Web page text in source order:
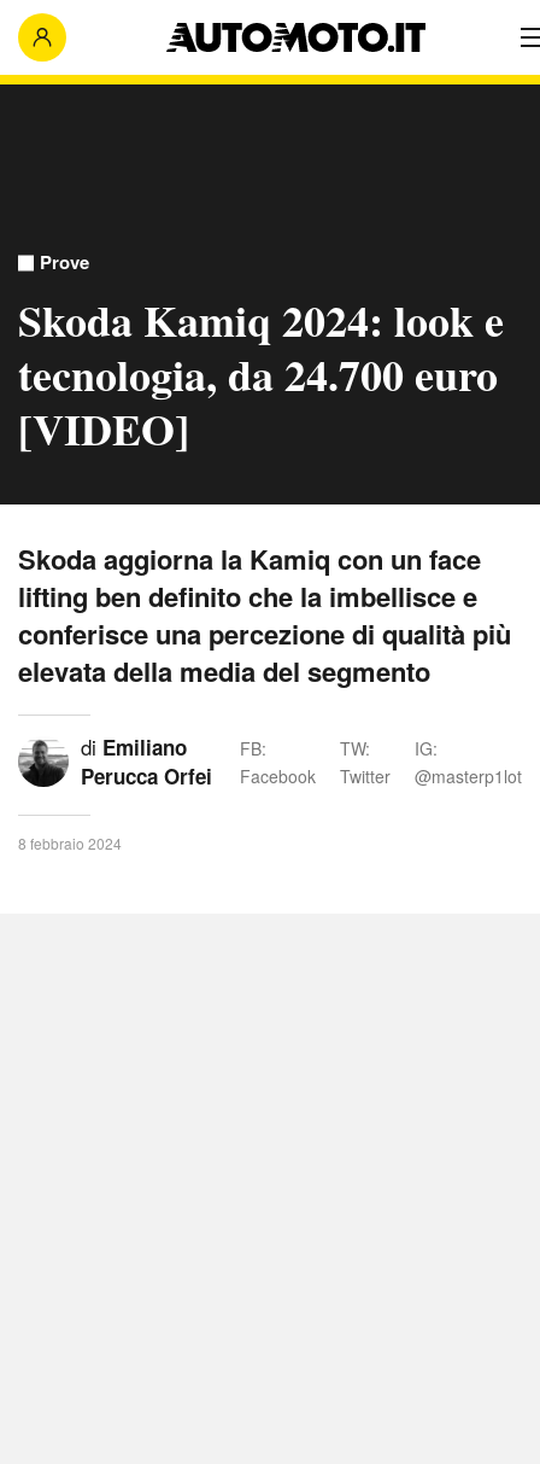
Prove
Skoda Kamiq 2024: look e
tecnologia, da 24.700 euro
[VIDEO]
Skoda aggiorna la Kamiq con un face
lifting ben definito che la imbellisce e
conferisce una percezione di qualità più
elevata della media del segmento
di Emiliano
Perucca Orfei
FB:
Facebook
TW:
Twitter
IG:
@masterp1lot
8 febbraio 2024